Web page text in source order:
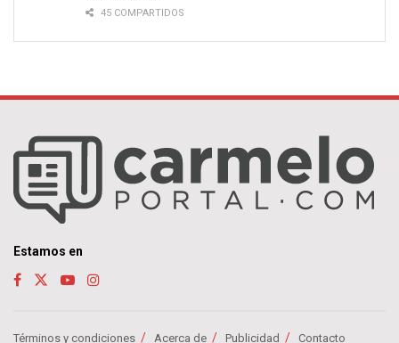
45 COMPARTIDOS
Estamos en
Términos y condiciones Acerca de Publicidad Contacto